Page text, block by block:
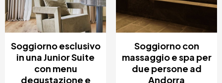
Soggiorno esclusivo
in una Junior Suite
con menu
degustazione e
Soggiorno con
massaggio e spa per
due persone ad
Andorra